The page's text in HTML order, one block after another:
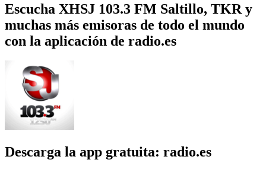
Escucha XHSJ 103.3 FM Saltillo, TKR y
muchas más emisoras de todo el mundo
con la aplicación de radio.es
Descarga la app gratuita: radio.es